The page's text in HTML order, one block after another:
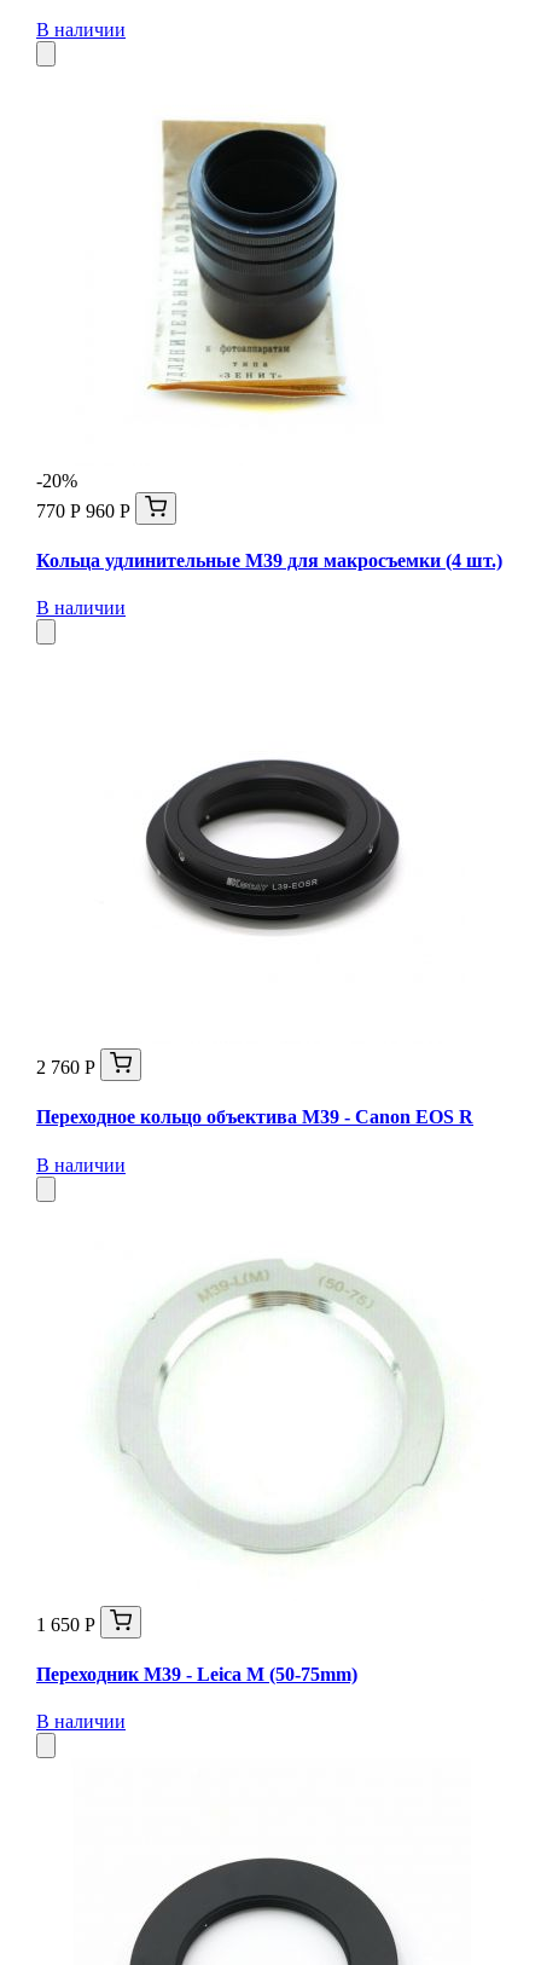
В наличии
-20%
770 Р 960 Р
Кольца удлинительные М39 для макросъемки (4 шт.)
В наличии
2 760 Р
Переходное кольцо объектива M39 - Canon EOS R
В наличии
1 650 Р
Переходник M39 - Leica M (50-75mm)
В наличии